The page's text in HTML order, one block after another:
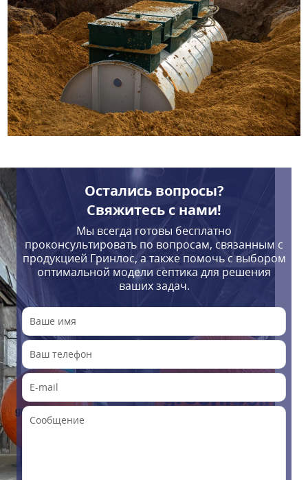
Остались вопросы?
Свяжитесь с нами!
Мы всегда готовы бесплатно
проконсультировать по вопросам, связанным с
продукцией Гринлос, а также помочь с выбором
оптимальной модели септика для решения
ваших задач.